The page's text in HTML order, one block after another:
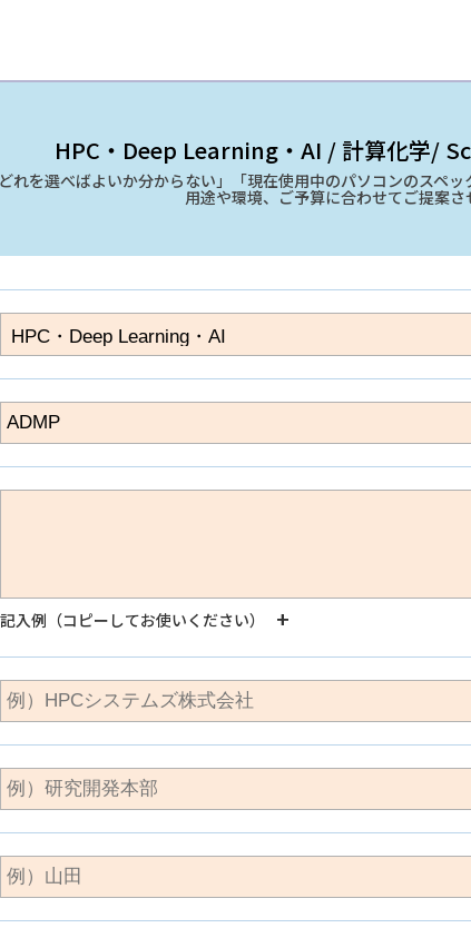
HPC・Deep Learning・AI / 計算化学/
れを選べばよいか分からない」「現在使用中のパソコンのスペ
用途や環境、ご予算に合わせてご提案さ
記入例（コピーしてお使いください）